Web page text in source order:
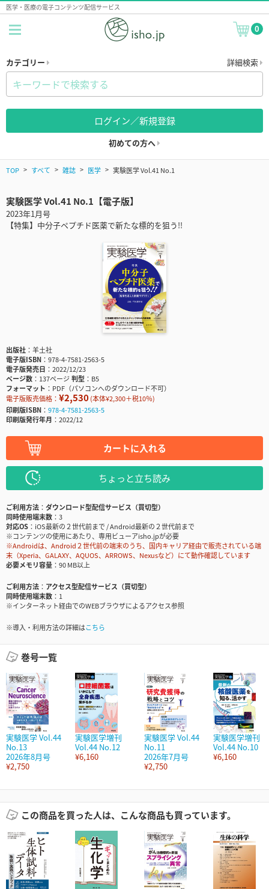
医学・医療の電子コンテンツ配信サービス
0
カテゴリー 詳細検索
ログイン／新規登録
初めての方へ
TOP すべて 雑誌 医学 実験医学 Vol.41 No.1
実験医学 Vol.41 No.1【電子版】
2023年1月号
【特集】中分子ペプチド医薬で新たな標的を狙う!!
出版社
羊土社
電子版ISBN
978-4-7581-2563-5
電子版発売日
2022/12/23
ページ数
137ページ判型
B5
フォーマット
PDF（パソコンへのダウンロード不可）
電子版販売価格： ¥2,530(本体¥2,300＋税10％)
印刷版ISBN
978-4-7581-2563-5
印刷版発行年月
2022/12
カートに入れる
ちょっと立ち読み
ご利用方法
ダウンロード型配信サービス（買切型）
同時使用端末数
3
対応OS
iOS最新の２世代前まで / Android最新の２世代前まで
※コンテンツの使用にあたり、専用ビューアisho.jpが必要
※Androidは、Android２世代前の端末のうち、国内キャリア経由で販売されている端
末（Xperia、GALAXY、AQUOS、ARROWS、Nexusなど）にて動作確認しています
必要メモリ容量
90 MB以上
ご利用方法
アクセス型配信サービス（買切型）
同時使用端末数
1
※インターネット経由でのWEBブラウザによるアクセス参照
※導入・利用方法の詳細はこちら
巻号一覧
実験医学 Vol.44
No.13
2026年8月号
¥2,750
実験医学増刊
Vol.44 No.12
¥6,160
実験医学 Vol.44
No.11
2026年7月号
¥2,750
実験医学増刊
Vol.44 No.10
¥6,160
この商品を買った人は、こんな商品も買っています。